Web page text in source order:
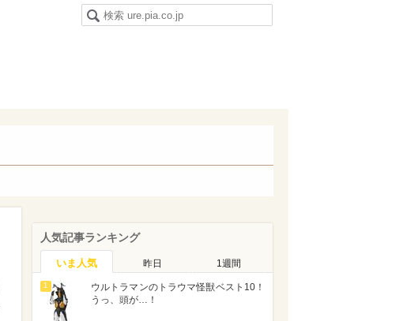
人気記事ランキング
いま人気 昨日 1週間
1
ウルトラマンのトラウマ怪獣ベスト10！
うっ、頭が…！